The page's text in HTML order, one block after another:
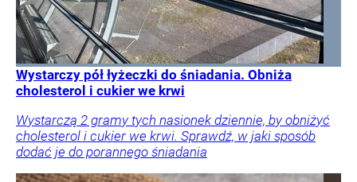
Wystarczy pół łyżeczki do śniadania. Obniża
cholesterol i cukier we krwi
Wystarczą 2 gramy tych nasionek dziennie, by obniżyć
cholesterol i cukier we krwi. Sprawdź, w jaki sposób
dodać je do porannego śniadania